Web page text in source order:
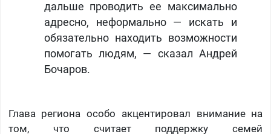
дальше проводить ее максимально
адресно, неформально — искать и
обязательно находить возможности
помогать людям, — сказал Андрей
Бочаров.
Глава региона особо акцентировал внимание на
том, что считает поддержку семей